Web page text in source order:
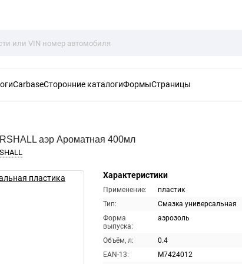
CarbaseСторонние каталогиФормыСтраницы
аэр Ароматная 400мл
Характеристики
Применение:
пластик
Тип:
Смазка универсальная
Форма
выпуска:
аэрозоль
Объём, л:
0.4
EAN-13:
M7424012